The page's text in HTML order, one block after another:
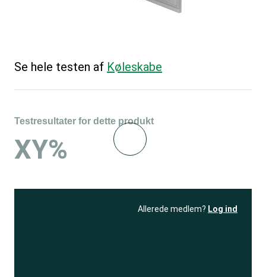
Se hele testen af Køleskabe
Testresultater for dette produkt
XY%
Allerede medlem? Log ind